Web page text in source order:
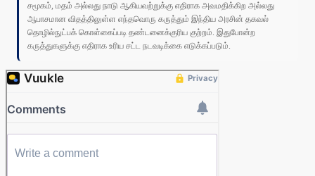
சமூகம், மதம் அல்லது நாடு ஆகியவற்றுக்கு எதிராக அவமதிக்கிற அல்லது
ஆபாசமான விதத்திலுள்ள எந்தவொரு கருத்தும் இந்திய அரசின் தகவல்
தொழில்நுட்பக் கொள்கைப்படி தண்டனைக்குரிய குற்றம். இதுபோன்ற
கருத்துகளுக்கு எதிராக உரிய சட்ட நடவடிக்கை எடுக்கப்படும்.